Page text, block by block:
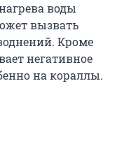
воды
вызвать
Кроме
негативное
на кораллы.